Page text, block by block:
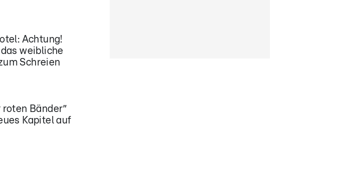
Achtung!
weibliche
Schreien
roten Bänder”
Kapitel auf